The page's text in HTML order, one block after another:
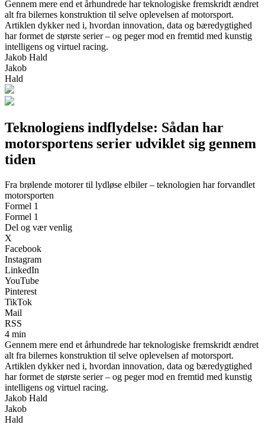
Gennem mere end et århundrede har teknologiske fremskridt ændret
alt fra bilernes konstruktion til selve oplevelsen af motorsport.
Artiklen dykker ned i, hvordan innovation, data og bæredygtighed
har formet de største serier – og peger mod en fremtid med kunstig
intelligens og virtuel racing.
Jakob Hald
Jakob
Hald
Teknologiens indflydelse: Sådan har
motorsportens serier udviklet sig gennem
tiden
Fra brølende motorer til lydløse elbiler – teknologien har forvandlet
motorsporten
Formel 1
Formel 1
Del og vær venlig
X
Facebook
Instagram
LinkedIn
YouTube
Pinterest
TikTok
Mail
RSS
4 min
Gennem mere end et århundrede har teknologiske fremskridt ændret
alt fra bilernes konstruktion til selve oplevelsen af motorsport.
Artiklen dykker ned i, hvordan innovation, data og bæredygtighed
har formet de største serier – og peger mod en fremtid med kunstig
intelligens og virtuel racing.
Jakob Hald
Jakob
Hald